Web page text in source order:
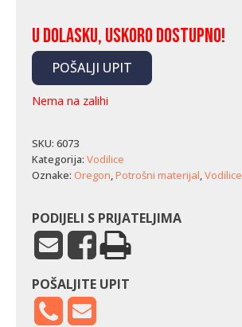
U dolasku, uskoro dostupno!
POŠALJI UPIT
Nema na zalihi
SKU: 6073
Kategorija: Vodilice
Oznake: Oregon,Potrošni materijal,Vodilice
PODIJELI S PRIJATELJIMA
POŠALJITE UPIT